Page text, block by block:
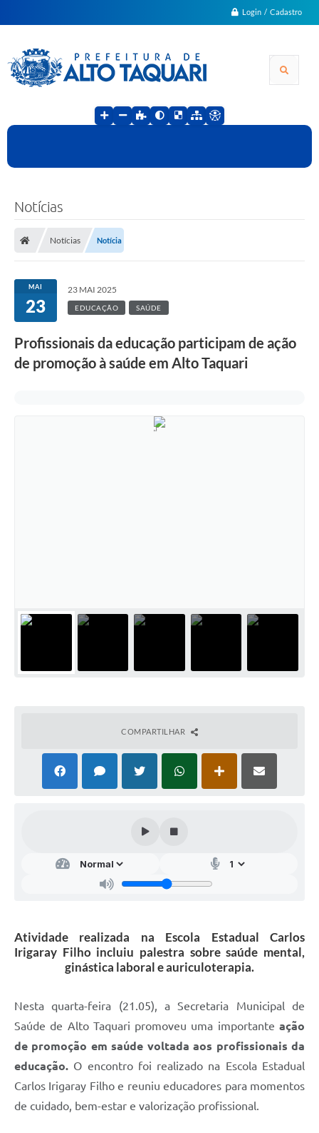
Login / Cadastro
Notícias
Notícias Notícia
MAI
23
23 MAI 2025
EDUCAÇÃO SAÚDE
Profissionais da educação participam de ação
de promoção à saúde em Alto Taquari
COMPARTILHAR
Atividade realizada na Escola Estadual Carlos
Irigaray Filho incluiu palestra sobre saúde mental,
ginástica laboral e auriculoterapia.
Nesta quarta-feira (21.05), a Secretaria Municipal de
Saúde de Alto Taquari promoveu uma importante ação
de promoção em saúde voltada aos profissionais da
educação. O encontro foi realizado na Escola Estadual
Carlos Irigaray Filho e reuniu educadores para momentos
de cuidado, bem-estar e valorização profissional.